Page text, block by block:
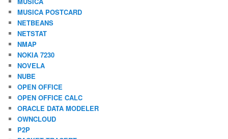
MUSICA POSTCARD
NETBEANS
NETSTAT
NMAP
NOKIA 7230
NOVELA
NUBE
OPEN OFFICE
OPEN OFFICE CALC
ORACLE DATA MODELER
OWNCLOUD
P2P